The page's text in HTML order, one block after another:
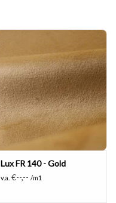
Lux FR 140 - Gold
v.a. €--,-- /m1